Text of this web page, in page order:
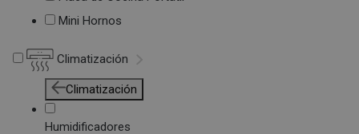
Mini Hornos
Climatización
Climatización
Humidificadores